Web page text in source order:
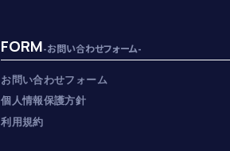
FORM-お問い合わせフォーム-
お問い合わせフォーム
個人情報保護方針
利用規約